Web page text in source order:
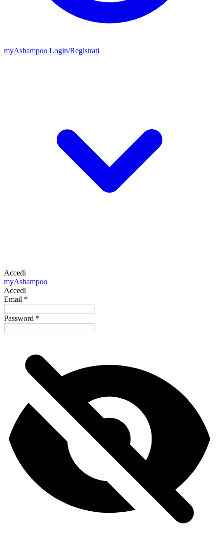
myAshampoo Login/Registrati
Accedi
myAshampoo
Accedi
Email *
Password *